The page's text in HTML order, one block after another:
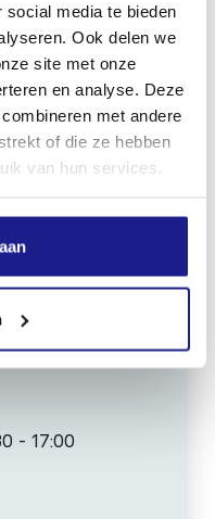
media te bieden
Ook delen we
site met onze
en analyse. Deze
met andere
of die ze hebben
van hun services.
- 17:00